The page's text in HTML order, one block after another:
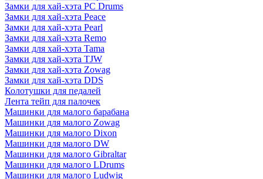
Замки для хай-хэта PC Drums
Замки для хай-хэта Peace
Замки для хай-хэта Pearl
Замки для хай-хэта Remo
Замки для хай-хэта Tama
Замки для хай-хэта TJW
Замки для хай-хэта Zowag
Замки для хай-хэта DDS
Колотушки для педалей
Лента тейп для палочек
Машинки для малого барабана
Машинки для малого Zowag
Машинки для малого Dixon
Машинки для малого DW
Машинки для малого Gibraltar
Машинки для малого LDrums
Машинки для малого Ludwig